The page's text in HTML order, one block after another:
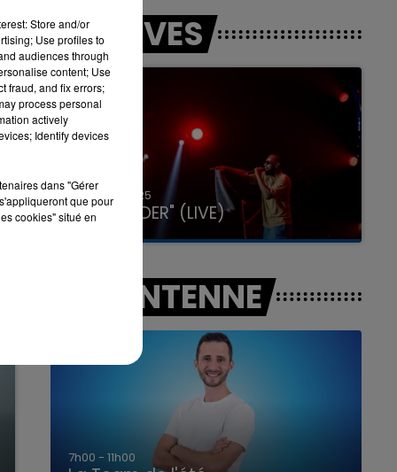
7h00 - 11h00
LA TEAM DE L'ÉTÉ
LES LIVES
31 janvier 2025
GIMS "SPIDER" (LIVE)
A L'ANTENNE
7h00 - 11h00
Store and/or
Use profiles to
audiences through
content; Use
fraud, and fix errors;
process personal
actively
Identify devices
dans "Gérer
que pour
cookies" situé en